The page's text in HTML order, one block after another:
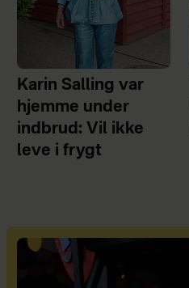
Karin Salling var
hjemme under
indbrud: Vil ikke
leve i frygt